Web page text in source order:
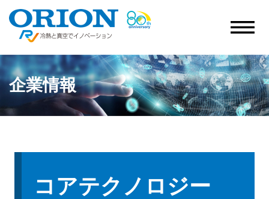
企業情報
コアテクノロジー